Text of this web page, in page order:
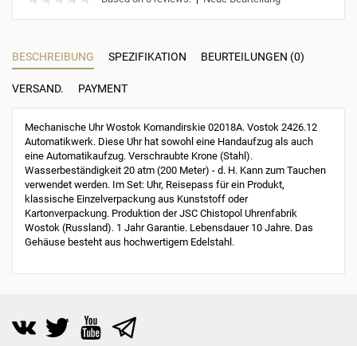
BESCHREIBUNG SPEZIFIKATION BEURTEILUNGEN (0)
VERSAND. PAYMENT
Mechanische Uhr Wostok Komandirskie 02018A. Vostok 2426.12
Automatikwerk. Diese Uhr hat sowohl eine Handaufzug als auch
eine Automatikaufzug. Verschraubte Krone (Stahl).
Wasserbeständigkeit 20 atm (200 Meter) - d. H. Kann zum Tauchen
verwendet werden. Im Set: Uhr, Reisepass für ein Produkt,
klassische Einzelverpackung aus Kunststoff oder
Kartonverpackung. Produktion der JSC Chistopol Uhrenfabrik
Wostok (Russland). 1 Jahr Garantie. Lebensdauer 10 Jahre. Das
Gehäuse besteht aus hochwertigem Edelstahl.